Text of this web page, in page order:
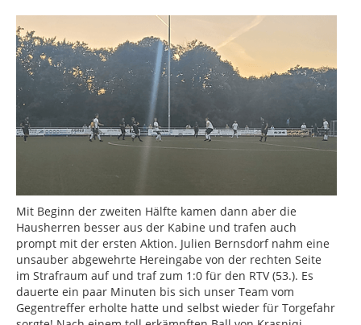
Mit Beginn der zweiten Hälfte kamen dann aber die
Hausherren besser aus der Kabine und trafen auch
prompt mit der ersten Aktion. Julien Bernsdorf nahm eine
unsauber abgewehrte Hereingabe von der rechten Seite
im Strafraum auf und traf zum 1:0 für den RTV (53.). Es
dauerte ein paar Minuten bis sich unser Team vom
Gegentreffer erholte hatte und selbst wieder für Torgefahr